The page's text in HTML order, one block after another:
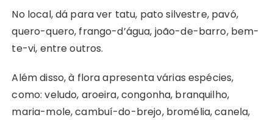
No local, dá para ver tatu, pato silvestre, pavó,
quero-quero, frango-d’água, joão-de-barro, bem-
te-vi, entre outros.
Além disso, à flora apresenta várias espécies,
como: veludo, aroeira, congonha, branquilho,
maria-mole, cambuí-do-brejo, bromélia, canela,